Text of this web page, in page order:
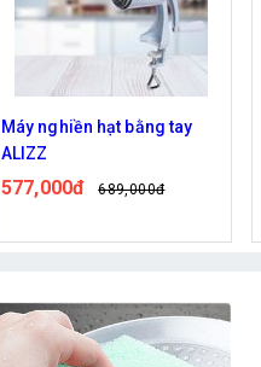
Máy nghiền hạt bằng tay
ALIZZ
577,000đ 689,000đ